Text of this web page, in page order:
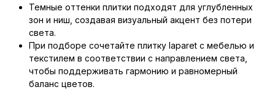
Темные оттенки плитки подходят для углубленных
зон и ниш, создавая визуальный акцент без потери
света.
При подборе сочетайте плитку laparet с мебелью и
текстилем в соответствии с направлением света,
чтобы поддерживать гармонию и равномерный
баланс цветов.